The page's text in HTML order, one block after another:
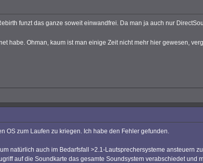
funzt das ganze soweit einwandfrei. Da man ja auch nur
habe. Ohman, kaum ist man einige Zeit nicht mehr hier gewesen,
OS zum Laufen zu kriegen. Ich habe den Fehler gefunden.
natürlich auch im Bedarfsfall >2.1-Lautsprechersysteme ansteuern
auf die Soundkarte das gesamte Soundsystem verabschiedet und